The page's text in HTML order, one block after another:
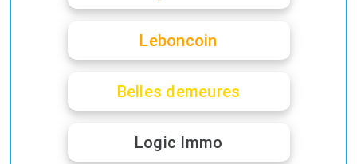
Leboncoin
Belles demeures
Logic Immo